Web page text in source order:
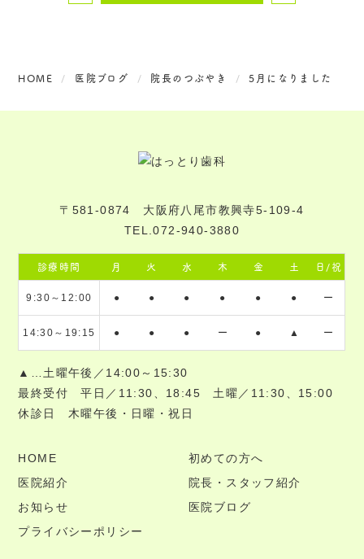
HOME 医院ブログ 院長のつぶやき 5月になりました
〒581-0874 大阪府八尾市教興寺5-109-4
TEL.072-940-3880
診療時間 月 火 水 木 金 土 日/祝
9:30～12:00 ● ● ● ● ● ● ー
14:30～19:15 ● ● ● ー ● ▲ ー
▲…土曜午後／14:00～15:30
最終受付 平日／11:30、18:45 土曜／11:30、15:00
休診日 木曜午後・日曜・祝日
HOME
初めての方へ
医院紹介
院長・スタッフ紹介
お知らせ
医院ブログ
プライバシーポリシー